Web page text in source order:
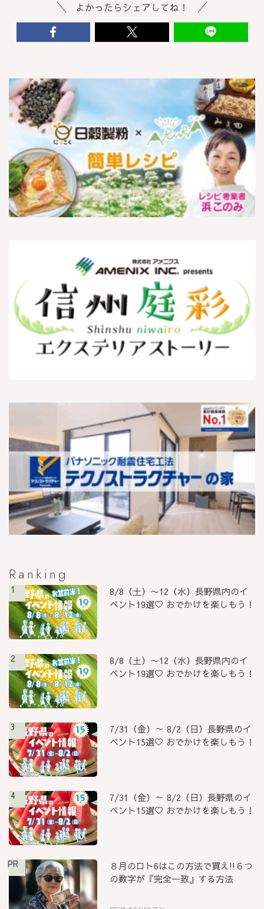
よかったらシェアしてね！
Ranking
1
8/8（土）〜12（水）長野県内のイ
ベント19選♡ おでかけを楽しもう！
2
8/8（土）〜12（水）長野県内のイ
ベント19選♡ おでかけを楽しもう！
3
7/31（金）～ 8/2（日）長野県のイ
ベント15選♡ おでかけを楽しもう！
4
7/31（金）～ 8/2（日）長野県のイ
ベント15選♡ おでかけを楽しもう！
PR
８月のロト6はこの方法で買え!!６つ
の数字が『完全一致』する方法